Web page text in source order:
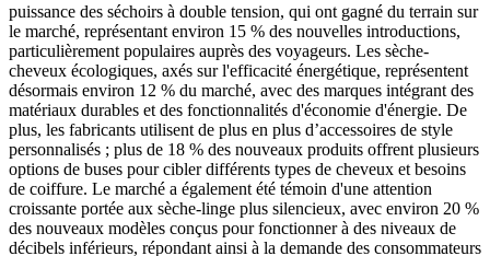
puissance des séchoirs à double tension, qui ont gagné du terrain sur
le marché, représentant environ 15 % des nouvelles introductions,
particulièrement populaires auprès des voyageurs. Les sèche-
cheveux écologiques, axés sur l'efficacité énergétique, représentent
désormais environ 12 % du marché, avec des marques intégrant des
matériaux durables et des fonctionnalités d'économie d'énergie. De
plus, les fabricants utilisent de plus en plus d’accessoires de style
personnalisés ; plus de 18 % des nouveaux produits offrent plusieurs
options de buses pour cibler différents types de cheveux et besoins
de coiffure. Le marché a également été témoin d'une attention
croissante portée aux sèche-linge plus silencieux, avec environ 20 %
des nouveaux modèles conçus pour fonctionner à des niveaux de
décibels inférieurs, répondant ainsi à la demande des consommateurs